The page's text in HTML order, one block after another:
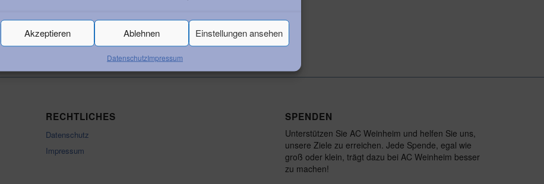
Akzeptieren Ablehnen Einstellungen ansehen
DatenschutzImpressum
RECHTLICHES
Datenschutz
Impressum
SPENDEN
Unterstützen Sie AC Weinheim und helfen Sie uns,
unsere Ziele zu erreichen. Jede Spende, egal wie
groß oder klein, trägt dazu bei AC Weinheim besser
zu machen!